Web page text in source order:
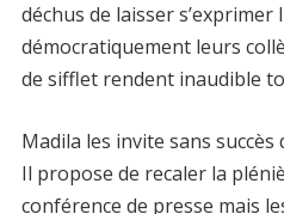
déchus de laisser
démocratiquement leurs
de sifflet rendent inaudible
Madila les invite sans
Il propose de recaler la
conférence de presse mais